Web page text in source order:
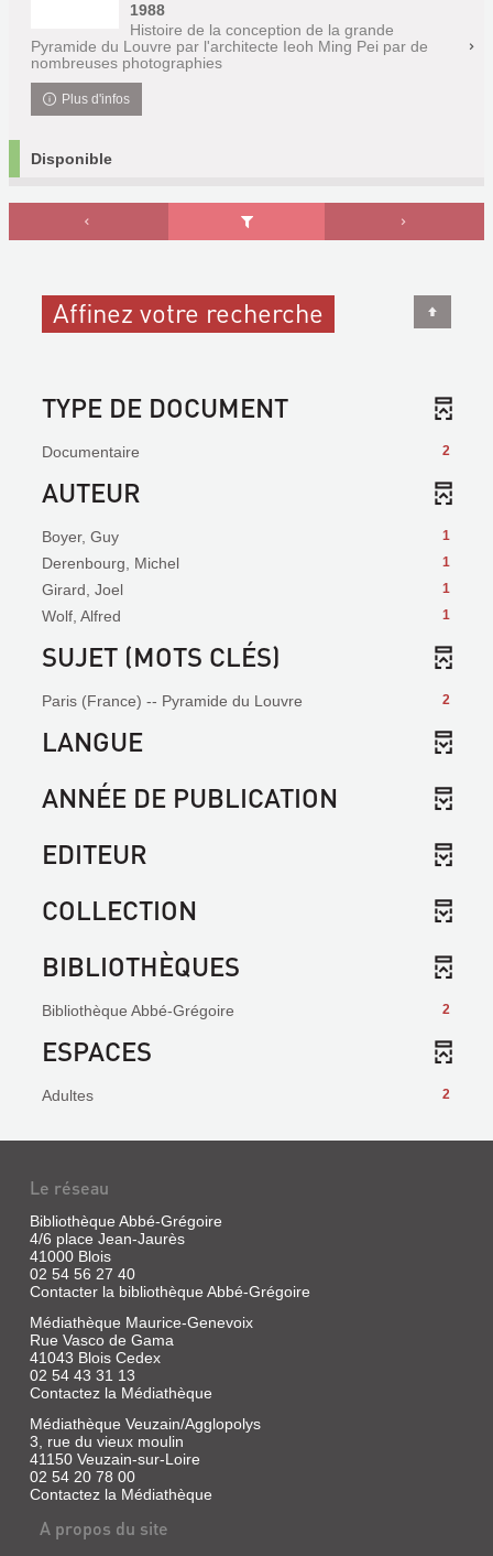
1988
Histoire de la conception de la grande
Pyramide du Louvre par l'architecte Ieoh Ming Pei par de
nombreuses photographies
Plus d'infos
Disponible
Affinez votre recherche
TYPE DE DOCUMENT
2
Documentaire
AUTEUR
1
Boyer, Guy
1
Derenbourg, Michel
1
Girard, Joel
1
Wolf, Alfred
SUJET (MOTS CLÉS)
2
Paris (France) -- Pyramide du Louvre
LANGUE
ANNÉE DE PUBLICATION
EDITEUR
COLLECTION
BIBLIOTHÈQUES
2
Bibliothèque Abbé-Grégoire
ESPACES
2
Adultes
Le réseau
Bibliothèque Abbé-Grégoire
4/6 place Jean-Jaurès
41000 Blois
02 54 56 27 40
Contacter la bibliothèque Abbé-Grégoire
Médiathèque Maurice-Genevoix
Rue Vasco de Gama
41043 Blois Cedex
02 54 43 31 13
Contactez la Médiathèque
Médiathèque Veuzain/Agglopolys
3, rue du vieux moulin
41150 Veuzain-sur-Loire
02 54 20 78 00
Contactez la Médiathèque
A propos du site